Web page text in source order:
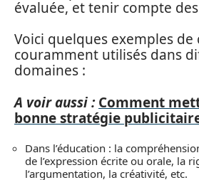
évaluée, et tenir compte
Voici quelques exemples de
couramment utilisés dans
domaines :
A voir aussi : Comment
bonne stratégie
Dans l’éducation : la
de l’expression écrite ou orale, la
l’argumentation, la créativité, etc.